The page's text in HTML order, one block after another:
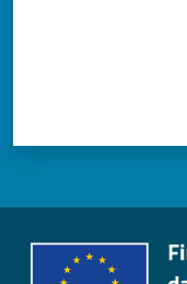
Seguici